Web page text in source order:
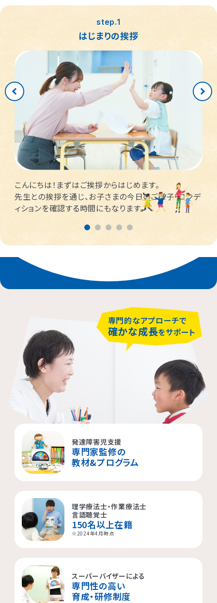
step.1
はじまりの挨拶
こんにちは！まずはご挨拶からはじめます。
先生との挨拶を通じ、お子さまの今日のご様子・コンデ
ィションを確認する時間にもなります。
専門的なアプローチで
確かな成長をサポート
発達障害児支援
専門家監修の
教材&プログラム
理学療法士・作業療法士
言語聴覚士
150名以上在籍
※2024年4月時点
スーパーバイザーによる
専門性の高い
育成・研修制度
川口市
さいたま市見沼区
さいたま市緑区
三郷市
新座市
戸田市
さいたま市南区
富士見市
所沢市
松戸市
八千代市
流山市
千葉市中央区
世田谷区
新宿区
日野市
目黒区
江戸川区
北区
千代田区
八王子市
杉並区
大田区
荒川区
横浜市戸塚区
相模原市中央区
川崎市中原区
厚木市
茅ケ崎市
藤沢市
横浜市鶴見区
相模原市緑区
川崎市多摩区
横浜市緑区
横浜市都筑区
横浜市旭区
横浜市青葉区
相模原市
名古屋市千種区
名古屋市緑区
名古屋市瑞穂区
名古屋市中村区
堺市北区
高槻市
摂津市
大阪市平野区
堺市西区
大阪市此花区
堺市堺区
大阪市東淀川区
大阪市都島区
神戸市長田区
姫路市
神戸市中央区
仙台市青葉区
児童発達支援
LITALICOジュニア 仙台五橋教室
広島市南区
児童発達支援
LITALICOジュニア 広島皆実教室
福岡市早良区
福岡市西区
福岡市東区
春日市
太宰府市
福岡市中央区